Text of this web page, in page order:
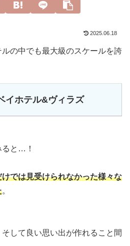
2025.06.18
の中でも最大級のスケールを誇
イホテル&ヴィラズ
ると…！
では見受けられなかった様々な
。
して良い思い出が作れること間